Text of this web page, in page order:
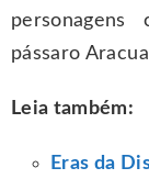
pássaro
Leia também:
Eras da